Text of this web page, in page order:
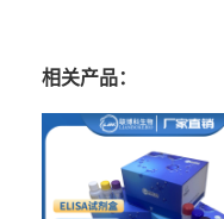
相关产品：